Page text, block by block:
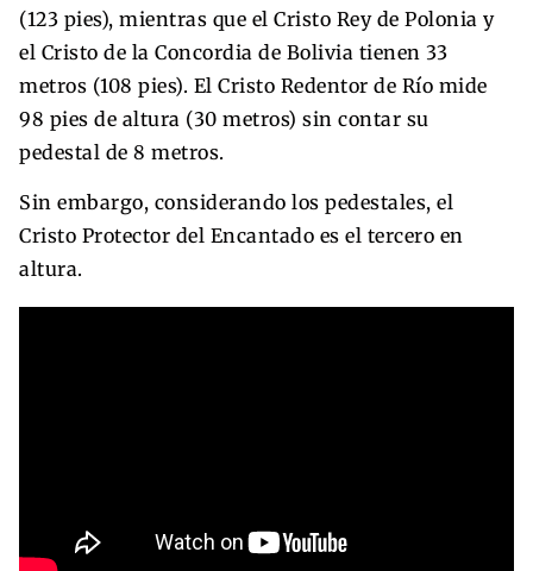
(123 pies), mientras que el Cristo Rey de Polonia y
el Cristo de la Concordia de Bolivia tienen 33
metros (108 pies). El Cristo Redentor de Río mide
98 pies de altura (30 metros) sin contar su
pedestal de 8 metros.
Sin embargo, considerando los pedestales, el
Cristo Protector del Encantado es el tercero en
altura.